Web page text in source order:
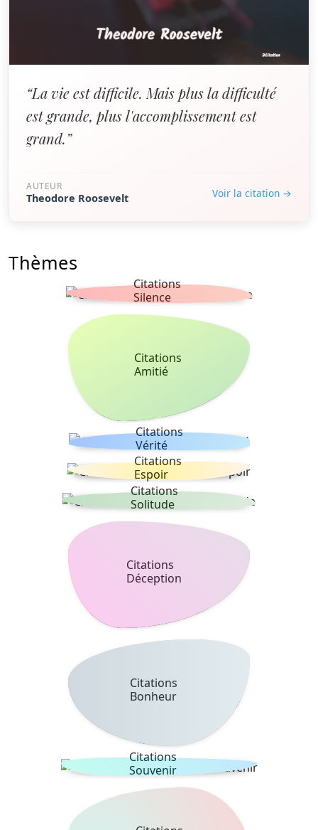
“La vie est difficile. Mais plus la difficulté
est grande, plus l'accomplissement est
grand.”
AUTEUR
Theodore Roosevelt Voir la citation →
Thèmes
Citations
Silence
Citations
Amitié
Citations
Vérité
Citations
Espoir
Citations
Solitude
Citations
Déception
Citations
Bonheur
Citations
Souvenir